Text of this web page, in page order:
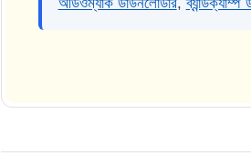
অডিওম্যাক ডাউনলোডার,ব্যান্ডক্যাম্প